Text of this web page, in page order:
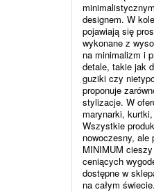
designem. W
pojawiają się
wykonane z
na minimalizm i
detale, takie jak
guziki czy
proponuje
stylizacje. W
marynarki,
Wszystkie
nowoczesny, ale
MINIMUM
ceniących
dostępne w
na całym świecie.